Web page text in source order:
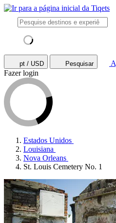
pt / USD Pesquisar
Fazer login
Estados Unidos
Louisiana
Nova Orleans
St. Louis Cemetery No. 1